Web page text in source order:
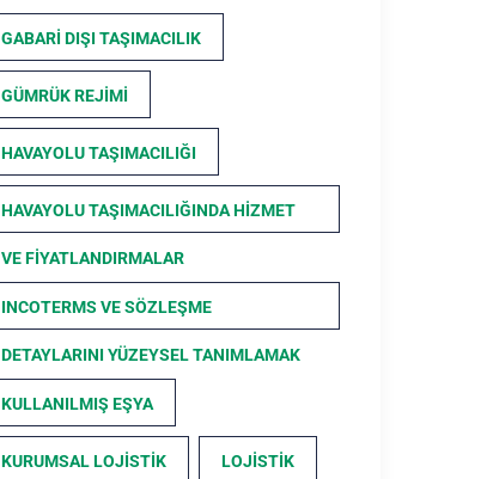
GABARI DIŞI TAŞIMACILIK
GÜMRÜK REJIMI
HAVAYOLU TAŞIMACILIĞI
HAVAYOLU TAŞIMACILIĞINDA HIZMET
VE FIYATLANDIRMALAR
INCOTERMS VE SÖZLEŞME
DETAYLARINI YÜZEYSEL TANIMLAMAK
KULLANILMIŞ EŞYA
KURUMSAL LOJISTIK LOJISTIK